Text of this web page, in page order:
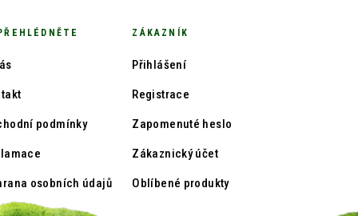
podmínky
osobních údajů
ZÁKAZNÍK
Přihlášení
Registrace
Zapomenuté heslo
Zákaznický účet
Oblíbené produkty